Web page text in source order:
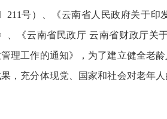
号）、《云南省人民政府关于
、《云南省民政厅 云南省财政厅
理工作的通知》，为了建立健全老
，充分体现党、国家和社会对老年